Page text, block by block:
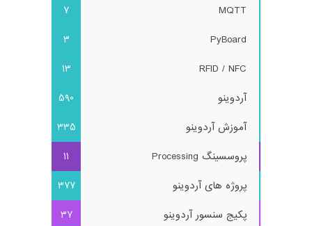
MQTT
7
PyBoard
3
RFID / NFC
13
آردوینو
590
آموزش آردوینو
335
پروسسینگ Processing
11
پروژه های آردوینو
377
پکیج سنسور آردوینو
37